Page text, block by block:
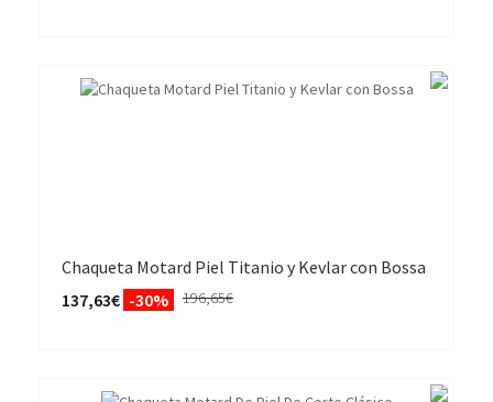
Chaqueta Motard Piel Titanio y Kevlar con Bossa
137,63€ -30% 196,65€